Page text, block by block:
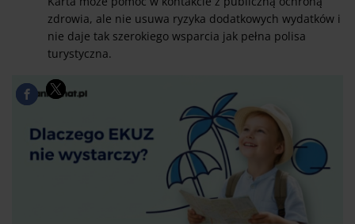
zdrowia, ale nie usuwa ryzyka dodatkowych wydatków i
nie daje tak szerokiego wsparcia jak pełna polisa
turystyczna.